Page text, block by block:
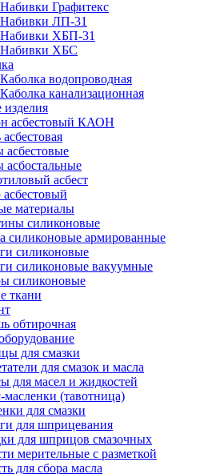
Набивки Графитекс
Набивки ЛП-31
Набивки ХБП-31
Набивки ХБС
Каболка водопроводная
Каболка канализационная
изделия
асбестовый КАОН
асбестовые
асбостальные
асбеcт
материалы
силиконовые
силиконовые армированные
силиконовые
силиконовые вакуумные
силиконовые
ткани
обтирочная
для смазки
для смазок и масла
для масел и жидкостей
масленки (тавотница)
для смазки
для шприцевания
для шприцов смазочных
мерительные с разметкой
для сбора масла